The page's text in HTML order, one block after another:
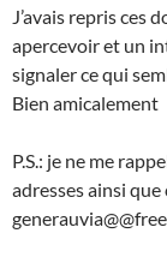
J’avais repris ces
apercevoir et un
signaler ce qui
Bien amicalement
P.S.: je ne me
adresses ainsi que